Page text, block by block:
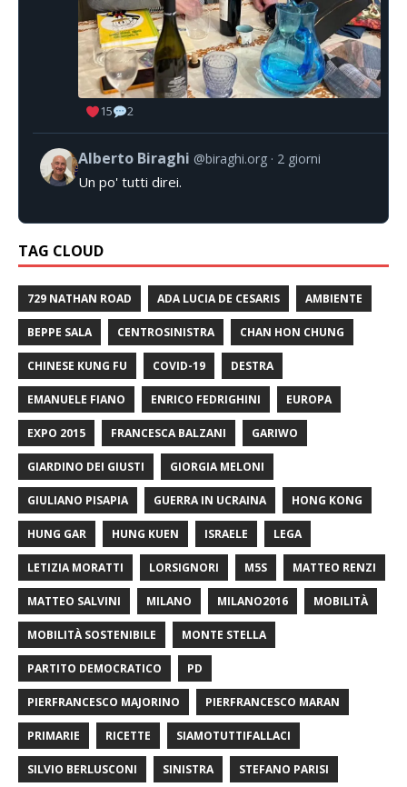
15 2
Alberto Biraghi @biraghi.org 2 giorni
Un po' tutti direi.
TAG CLOUD
729 NATHAN ROAD ADA LUCIA DE CESARIS AMBIENTE
BEPPE SALA CENTROSINISTRA CHAN HON CHUNG
CHINESE KUNG FU COVID-19 DESTRA
EMANUELE FIANO ENRICO FEDRIGHINI EUROPA
EXPO 2015 FRANCESCA BALZANI GARIWO
GIARDINO DEI GIUSTI GIORGIA MELONI
GIULIANO PISAPIA GUERRA IN UCRAINA HONG KONG
HUNG GAR HUNG KUEN ISRAELE LEGA
LETIZIA MORATTI LORSIGNORI M5S MATTEO RENZI
MATTEO SALVINI MILANO MILANO2016 MOBILITÀ
MOBILITÀ SOSTENIBILE MONTE STELLA
PARTITO DEMOCRATICO PD
PIERFRANCESCO MAJORINO PIERFRANCESCO MARAN
PRIMARIE RICETTE SIAMOTUTTIFALLACI
SILVIO BERLUSCONI SINISTRA STEFANO PARISI